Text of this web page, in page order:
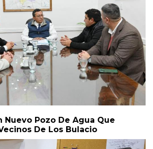
Nuevo Pozo De Agua Que
De Los Bulacio